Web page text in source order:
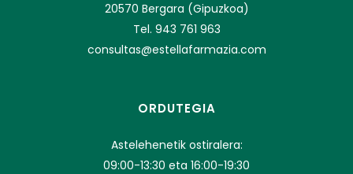
20570 Bergara (Gipuzkoa)
Tel. 943 761 963
consultas@estellafarmazia.com
ORDUTEGIA
Astelehenetik ostiralera:
09:00-13:30 eta 16:00-19:30